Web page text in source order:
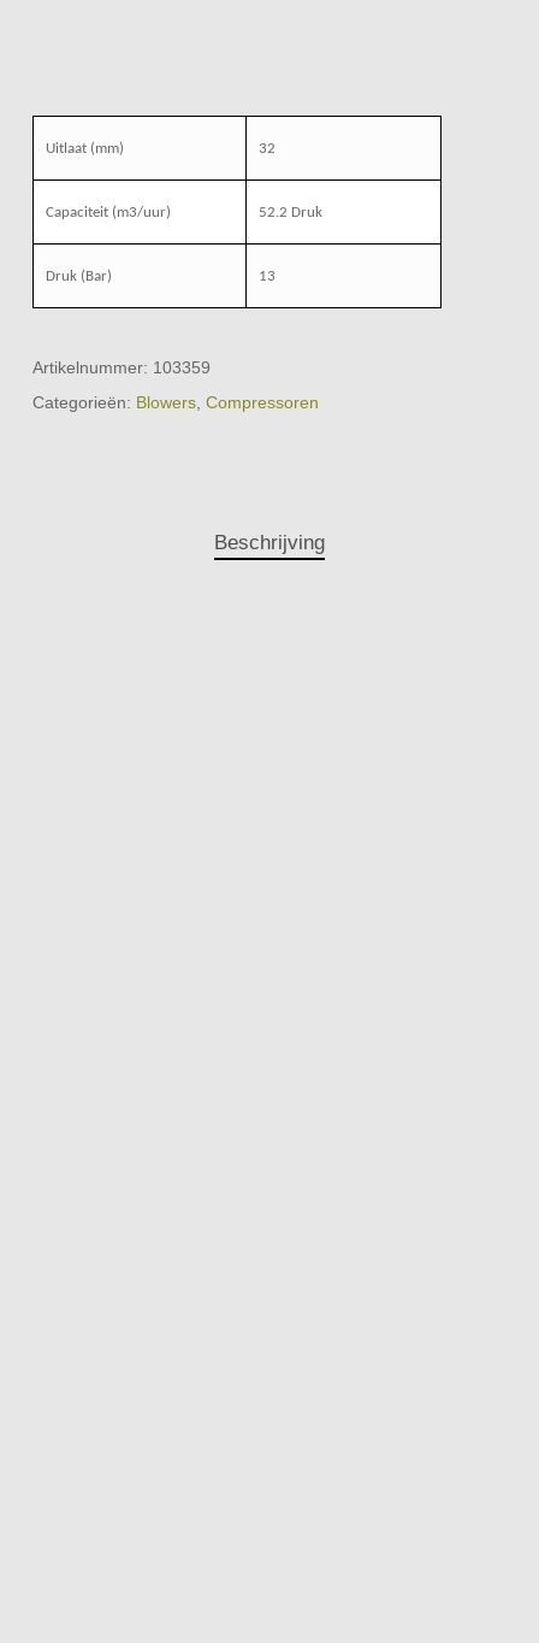
Uitlaat (mm) 32
Capaciteit (m3/uur) 52.2 Druk
Druk (Bar) 13
Artikelnummer: 103359
Categorieën: Blowers, Compressoren
Beschrijving